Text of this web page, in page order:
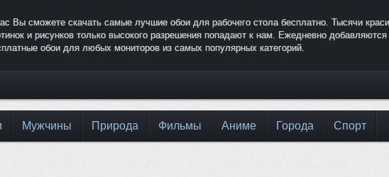
Вы сможете скачать самые лучшие обои для рабочего стола бесплатно. Тысячи
и рисунков только высокого разрешения попадают к нам. Ежедневно
обои для любых мониторов из самых популярных категорий.
Мужчины Природа Фильмы Аниме Города Спорт